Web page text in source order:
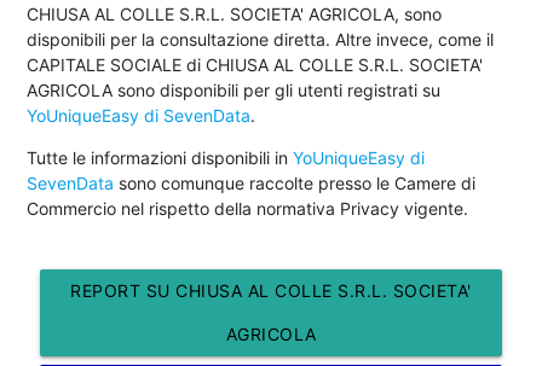
CHIUSA AL COLLE S.R.L. SOCIETA' AGRICOLA, sono
disponibili per la consultazione diretta. Altre invece, come il
CAPITALE SOCIALE di CHIUSA AL COLLE S.R.L. SOCIETA'
AGRICOLA sono disponibili per gli utenti registrati su
YoUniqueEasy di SevenData.
Tutte le informazioni disponibili inYoUniqueEasy di
SevenData sono comunque raccolte presso le Camere di
Commercio nel rispetto della normativa Privacy vigente.
REPORT SU CHIUSA AL COLLE S.R.L. SOCIETA'
AGRICOLA